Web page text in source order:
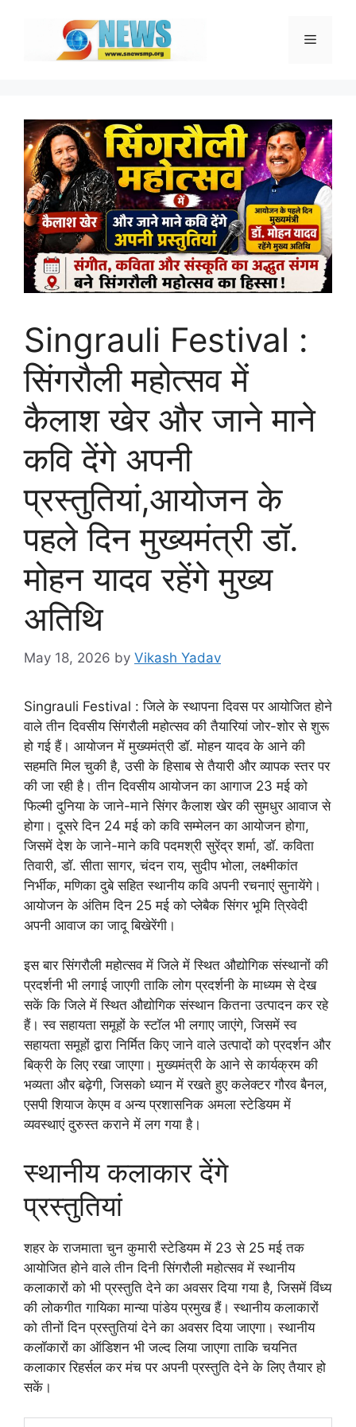
Menu
Singrauli Festival :
सिंगरौली महोत्सव में
कैलाश खेर और जाने माने
कवि देंगे अपनी
प्रस्तुतियां,आयोजन के
पहले दिन मुख्यमंत्री डॉ.
मोहन यादव रहेंगे मुख्य
अतिथि
May 18, 2026 by Vikash Yadav
Singrauli Festival : जिले के स्थापना दिवस पर आयोजित होने
वाले तीन दिवसीय सिंगरौली महोत्सव की तैयारियां जोर-शोर से शुरू
हो गई हैं। आयोजन में मुख्यमंत्री डॉ. मोहन यादव के आने की
सहमति मिल चुकी है, उसी के हिसाब से तैयारी और व्यापक स्तर पर
की जा रही है। तीन दिवसीय आयोजन का आगाज 23 मई को
फिल्मी दुनिया के जाने-माने सिंगर कैलाश खेर की सुमधुर आवाज से
होगा। दूसरे दिन 24 मई को कवि सम्मेलन का आयोजन होगा,
जिसमें देश के जाने-माने कवि पदमश्री सुरेंद्र शर्मा, डॉ. कविता
तिवारी, डॉ. सीता सागर, चंदन राय, सुदीप भोला, लक्ष्मीकांत
निर्भीक, मणिका दुबे सहित स्थानीय कवि अपनी रचनाएं सुनायेंगे।
आयोजन के अंतिम दिन 25 मई को प्लेबैक सिंगर भूमि त्रिवेदी
अपनी आवाज का जादू बिखेरेंगी।
इस बार सिंगरौली महोत्सव में जिले में स्थित औद्योगिक संस्थानों की
प्रदर्शनी भी लगाई जाएगी ताकि लोग प्रदर्शनी के माध्यम से देख
सकें कि जिले में स्थित औद्योगिक संस्थान कितना उत्पादन कर रहे
हैं। स्व सहायता समूहों के स्टॉल भी लगाए जाएंगे, जिसमें स्व
सहायता समूहों द्वारा निर्मित किए जाने वाले उत्पादों को प्रदर्शन और
बिक्री के लिए रखा जाएगा। मुख्यमंत्री के आने से कार्यक्रम की
भव्यता और बढ़ेगी, जिसको ध्यान में रखते हुए कलेक्टर गौरव बैनल,
एसपी शियाज केएम व अन्य प्रशासनिक अमला स्टेडियम में
व्यवस्थाएं दुरुस्त कराने में लग गया है।
स्थानीय कलाकार देंगे
प्रस्तुतियां
शहर के राजमाता चुन कुमारी स्टेडियम में 23 से 25 मई तक
आयोजित होने वाले तीन दिनी सिंगरौली महोत्सव में स्थानीय
कलाकारों को भी प्रस्तुति देने का अवसर दिया गया है, जिसमें विंध्य
की लोकगीत गायिका मान्या पांडेय प्रमुख हैं। स्थानीय कलाकारों
को तीनों दिन प्रस्तुतियां देने का अवसर दिया जाएगा। स्थानीय
कलॉकारों का ऑडिशन भी जल्द लिया जाएगा ताकि चयनित
कलाकार रिहर्सल कर मंच पर अपनी प्रस्तुति देने के लिए तैयार हो
सकें।